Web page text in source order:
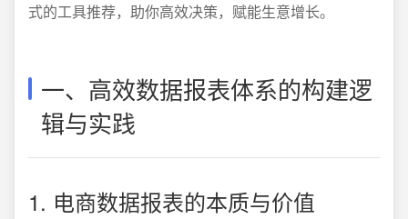
式的工具推荐，助你高效决策，赋能生意增长。
一、高效数据报表体系的构建逻
辑与实践
1. 电商数据报表的本质与价值